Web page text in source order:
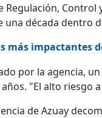
Regulación, Control
una década dentro
más impactantes
por la agencia,
"El alto riesgo
de Azuay